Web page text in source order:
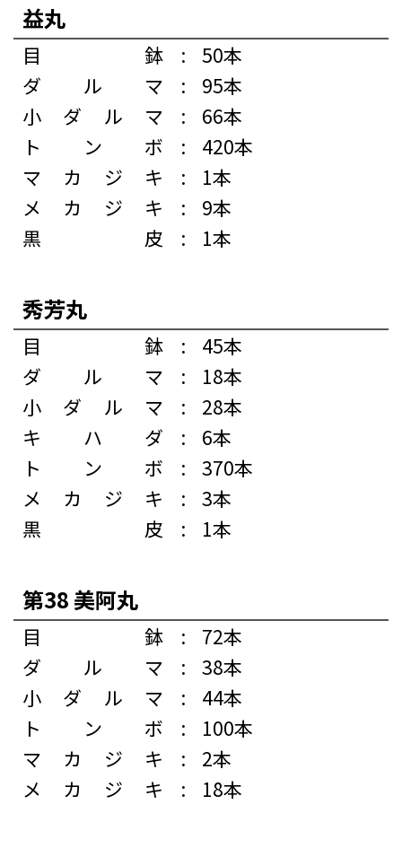
益丸
目鉢 :
50本
ダルマ
:
95本
小ダルマ
:
66本
トンボ
:
420本
マカジキ
:
1本
メカジキ
:
9本
黒皮
: 1本
秀芳丸
目鉢 :
45本
ダルマ
:
18本
小ダルマ
:
28本
キハダ
:
6本
トンボ
:
370本
メカジキ
:
3本
黒皮
: 1本
第38 美阿丸
目鉢 :
72本
ダルマ
:
38本
小ダルマ
:
44本
トンボ
:
100本
マカジキ
:
2本
メカジキ
: 18本